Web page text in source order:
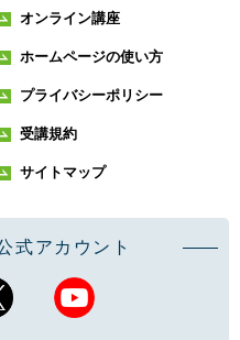
オンライン講座
ホームページの使い方
プライバシーポリシー
受講規約
サイトマップ
式アカウント